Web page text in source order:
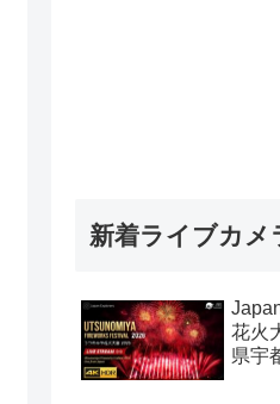
新着ライブカメ
花火
県宇